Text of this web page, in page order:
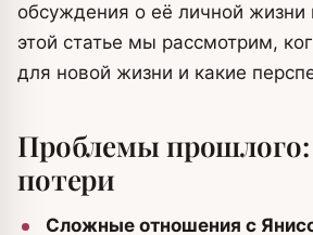
обсуждения о её личной жизни
этой статье мы рассмотрим,
для новой жизни и какие
Проблемы
потери
Сложные отношения с